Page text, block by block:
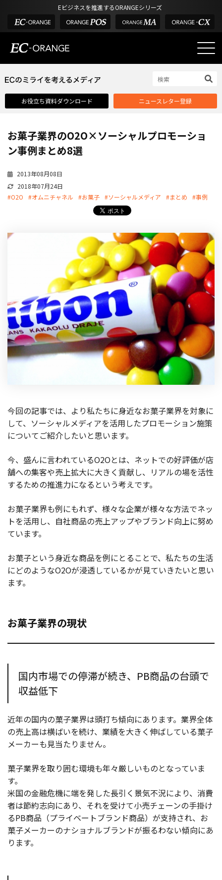
Eビジネスを推進するORANGEシリーズ
選ばれる理由
課題解決例
機能一覧
外部サービス連携
インフラ環境・サポート
ショッピングモール型 EC
マルチテナント、マルチブランドなど
通販受注対応
ECと通販の連動を可能に
EC運用支援
継続的に結果を出し続けるECサイトへ
スクラッチ開発
導入事例
お役立ち記事
03-6432-0346
お問い合わせ
お役立ち資料ダウンロード ニュースレター登録
お菓子業界のO2O×ソーシャルプロモーショ
ン事例まとめ8選
2013年08月08日
2018年07月24日
#O2O
#オムニチャネル #お菓子 #ソーシャルメディア #まとめ #事例
今回の記事では、より私たちに身近なお菓子業界を対象に
して、ソーシャルメディアを活用したプロモーション施策
についてご紹介したいと思います。
今、盛んに言われているO2Oとは、ネットでの好評価が店
舗への集客や売上拡大に大きく貢献し、リアルの場を活性
するための推進力になるという考えです。
お菓子業界も例にもれず、様々な企業が様々な方法でネッ
トを活用し、自社商品の売上アップやブランド向上に努め
ています。
お菓子という身近な商品を例にとることで、私たちの生活
にどのようなO2Oが浸透しているかが見ていきたいと思い
ます。
お菓子業界の現状
国内市場での停滞が続き、PB商品の台頭で
収益低下
近年の国内の菓子業界は頭打ち傾向にあります。業界全体
の売上高は横ばいを続け、業績を大きく伸ばしている菓子
メーカーも見当たりません。
菓子業界を取り囲む環境も年々厳しいものとなっていま
す。
米国の金融危機に端を発した長引く景気不況により、消費
者は節約志向にあり、それを受けて小売チェーンの手掛け
るPB商品（プライベートブランド商品）が支持され、お
菓子メーカーのナショナルブランドが振るわない傾向にあ
ります。